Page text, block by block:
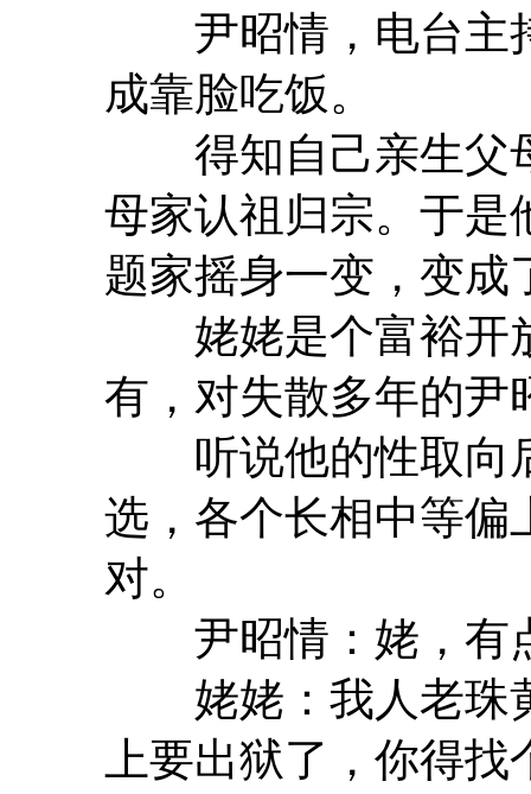
尹昭情，电台主
成靠脸吃饭。
得知自己亲生父
母家认祖归宗。于是
题家摇身一变，变成
姥姥是个富裕开
有，对失散多年的尹
听说他的性取向
选，各个长相中等偏
对。
尹昭情：姥，有
姥姥：我人老珠
上要出狱了，你得